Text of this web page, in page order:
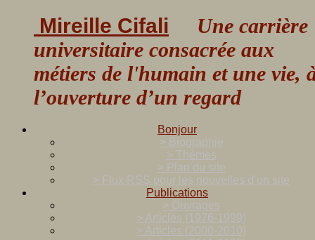
Mireille Cifali Une carrière
universitaire consacrée aux
métiers de l'humain et une vie,
l’ouverture d’un regard
Bonjour
> Biographie
> Thèmes
> Plan du site
> Flux RSS pour les nouvelles d’un site
Publications
> Ouvrages
> Articles (1976-1999)
> Articles (2000-2010)